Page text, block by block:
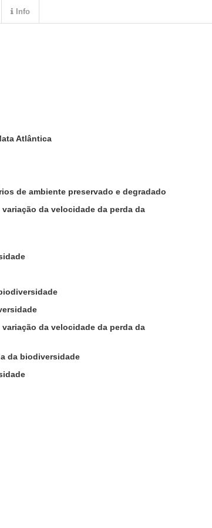
Atlântica
de ambiente preservado e degradado
da velocidade da perda da
da velocidade da perda da
da biodiversidade
Info